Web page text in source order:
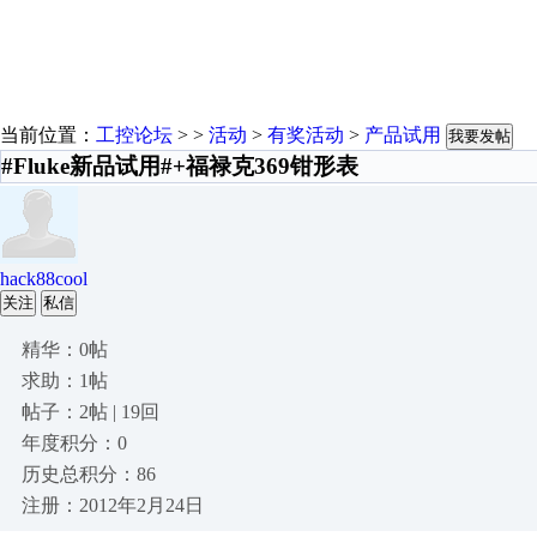
当前位置： 工控论坛 > > 活动 > 有奖活动 > 产品试用 我要发帖
#Fluke新品试用#+福禄克369钳形表
hack88cool
关注 私信
精华：0帖
求助：1帖
帖子：2帖 | 19回
年度积分：0
历史总积分：86
注册：2012年2月24日